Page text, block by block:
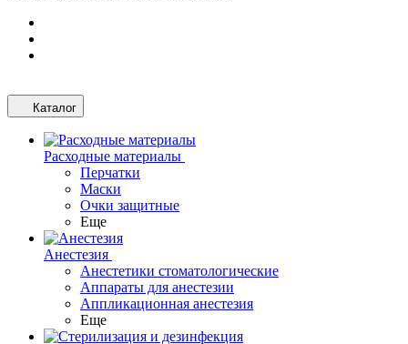
Каталог
Расходные материалы
Перчатки
Маски
Очки защитные
Еще
Анестезия
Анестетики стоматологические
Аппараты для анестезии
Аппликационная анестезия
Еще